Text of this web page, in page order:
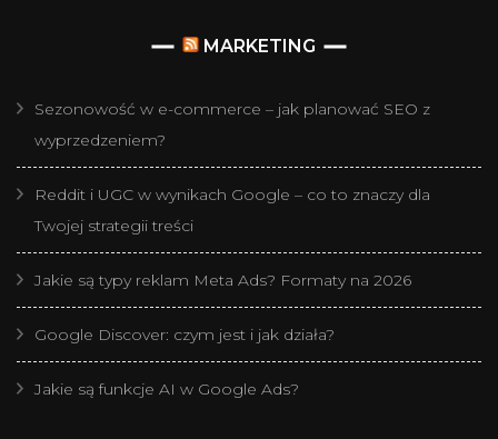
MARKETING
Sezonowość w e-commerce – jak planować SEO z
wyprzedzeniem?
Reddit i UGC w wynikach Google – co to znaczy dla
Twojej strategii treści
Jakie są typy reklam Meta Ads? Formaty na 2026
Google Discover: czym jest i jak działa?
Jakie są funkcje AI w Google Ads?